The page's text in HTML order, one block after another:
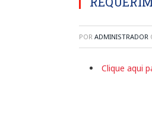
POR ADMINISTRADOR
Clique aqui